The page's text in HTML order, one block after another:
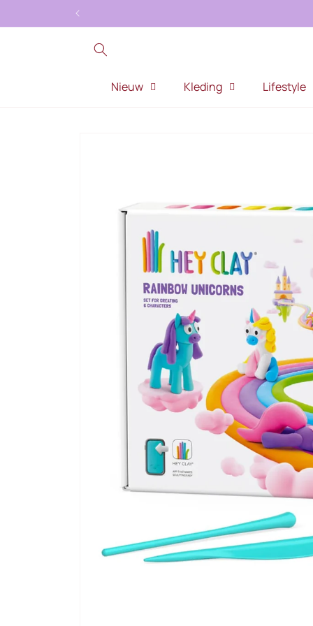
content
Nieuw Kleding Lifestyle